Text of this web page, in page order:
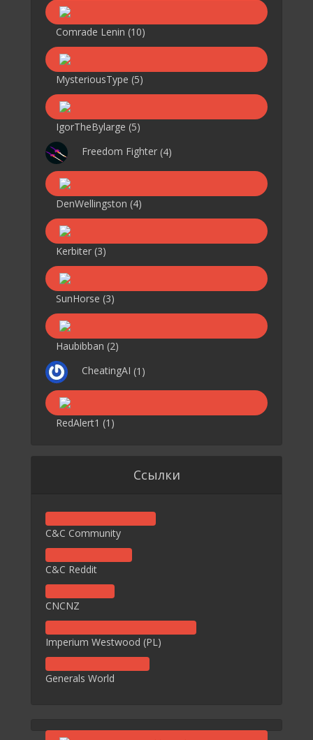
Comrade Lenin (10)
MysteriousType (5)
IgorTheBylarge (5)
Freedom Fighter (4)
DenWellingston (4)
Kerbiter (3)
SunHorse (3)
Haubibban (2)
CheatingAI (1)
RedAlert1 (1)
Ссылки
C&C Community
C&C Reddit
CNCNZ
Imperium Westwood (PL)
Generals World